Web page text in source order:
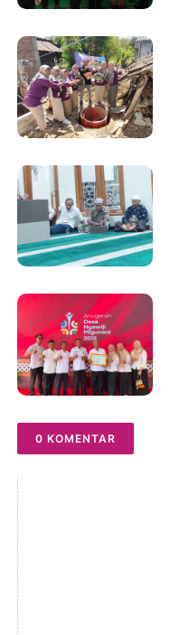
0 KOMENTAR